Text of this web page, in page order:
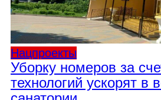
Нацпроекты
Уборку номеров за
технологий ускорят в